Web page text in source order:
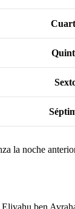
la noche
ben